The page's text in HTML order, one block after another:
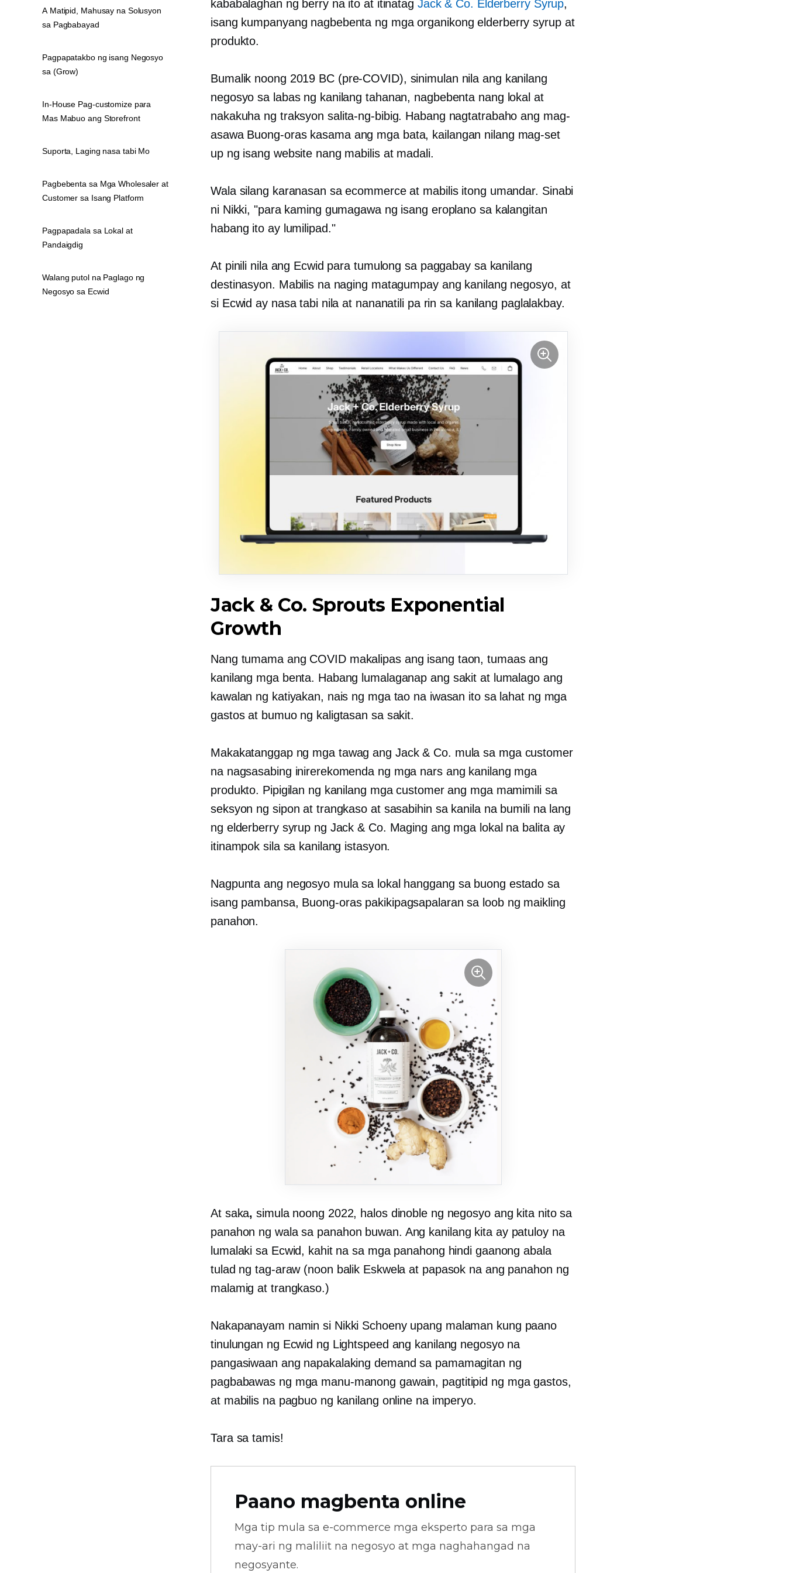
kababalaghan ng berry na ito at itinatag Jack & Co. Elderberry Syrup,
isang kumpanyang nagbebenta ng mga organikong elderberry syrup at
produkto.
Bumalik noong 2019 BC (pre-COVID), sinimulan nila ang kanilang
negosyo sa labas ng kanilang tahanan, nagbebenta nang lokal at
nakakuha ng traksyon salita-ng-bibig. Habang nagtatrabaho ang mag-
asawa Buong-oraskasama ang mga bata, kailangan nilang mag-set
up ng isang website nang mabilis at madali.
Wala silang karanasan sa ecommerce at mabilis itong umandar. Sinabi
ni Nikki, "para kaming gumagawa ng isang eroplano sa kalangitan
habang ito ay lumilipad."
At pinili nila ang Ecwid para tumulong sa paggabay sa kanilang
destinasyon. Mabilis na naging matagumpay ang kanilang negosyo, at
si Ecwid ay nasa tabi nila at nananatili pa rin sa kanilang paglalakbay.
Jack & Co. Sprouts Exponential
Growth
Nang tumama ang COVID makalipas ang isang taon, tumaas ang
kanilang mga benta. Habang lumalaganap ang sakit at lumalago ang
kawalan ng katiyakan, nais ng mga tao na iwasan ito sa lahat ng mga
gastos at bumuo ng kaligtasan sa sakit.
Makakatanggap ng mga tawag ang Jack & Co. mula sa mga customer
na nagsasabing inirerekomenda ng mga nars ang kanilang mga
produkto. Pipigilan ng kanilang mga customer ang mga mamimili sa
seksyon ng sipon at trangkaso at sasabihin sa kanila na bumili na lang
ng elderberry syrup ng Jack & Co. Maging ang mga lokal na balita ay
itinampok sila sa kanilang istasyon.
Nagpunta ang negosyo mula sa lokal hanggang sa buong estado sa
isang pambansa, Buong-oraspakikipagsapalaran sa loob ng maikling
panahon.
At saka,simula noong 2022, halos dinoble ng negosyo ang kita nito sa
panahon ng wala sa panahon buwan. Ang kanilang kita ay patuloy na
lumalaki sa Ecwid, kahit na sa mga panahong hindi gaanong abala
tulad ng tag-araw (noon balik Eskwela at papasok na ang panahon ng
malamig at trangkaso.)
Nakapanayam namin si Nikki Schoeny upang malaman kung paano
tinulungan ng Ecwid ng Lightspeed ang kanilang negosyo na
pangasiwaan ang napakalaking demand sa pamamagitan ng
pagbabawas ng mga manu-manong gawain, pagtitipid ng mga gastos,
at mabilis na pagbuo ng kanilang online na imperyo.
Tara sa tamis!
Paano magbenta online
Mga tip mula sa e-commerce mga eksperto para sa mga
may-ari ng maliliit na negosyo at mga naghahangad na
negosyante.
A Matipid, Mahusay na Solusyon
sa Pagbabayad
Pagpapatakbo ng isang Negosyo
sa (Grow)
In-House Pag-customize para
Mas Mabuo ang Storefront
Suporta, Laging nasa tabi Mo
Pagbebenta sa Mga Wholesaler at
Customer sa Isang Platform
Pagpapadala sa Lokal at
Pandaigdig
Walang putol na Paglago ng
Negosyo sa Ecwid